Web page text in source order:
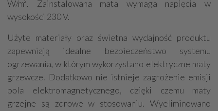
W/m². Zainstalowana mata wymaga napięcia w
wysokości 230 V.
Użyte materiały oraz świetna wydajność produktu
zapewniają idealne bezpieczeństwo systemu
ogrzewania, w którym wykorzystano elektryczne maty
grzewcze. Dodatkowo nie istnieje zagrożenie emisji
pola elektromagnetycznego, dzięki czemu maty
grzejne są zdrowe w stosowaniu. Wyeliminowano